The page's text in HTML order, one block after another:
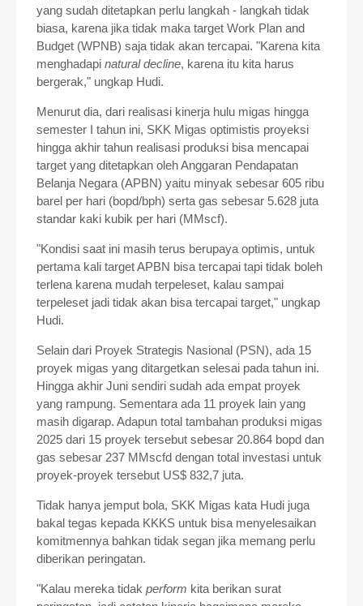
yang sudah ditetapkan perlu langkah - langkah tidak
biasa, karena jika tidak maka target Work Plan and
Budget (WPNB) saja tidak akan tercapai. "Karena kita
menghadapi natural decline, karena itu kita harus
bergerak," ungkap Hudi.
Menurut dia, dari realisasi kinerja hulu migas hingga
semester I tahun ini, SKK Migas optimistis proyeksi
hingga akhir tahun realisasi produksi bisa mencapai
target yang ditetapkan oleh Anggaran Pendapatan
Belanja Negara (APBN) yaitu minyak sebesar 605 ribu
barel per hari (bopd/bph) serta gas sebesar 5.628 juta
standar kaki kubik per hari (MMscf).
"Kondisi saat ini masih terus berupaya optimis, untuk
pertama kali target APBN bisa tercapai tapi tidak boleh
terlena karena mudah terpeleset, kalau sampai
terpeleset jadi tidak akan bisa tercapai target," ungkap
Hudi.
Selain dari Proyek Strategis Nasional (PSN), ada 15
proyek migas yang ditargetkan selesai pada tahun ini.
Hingga akhir Juni sendiri sudah ada empat proyek
yang rampung. Sementara ada 11 proyek lain yang
masih digarap. Adapun total tambahan produksi migas
2025 dari 15 proyek tersebut sebesar 20.864 bopd dan
gas sebesar 237 MMscfd dengan total investasi untuk
proyek-proyek tersebut US$ 832,7 juta.
Tidak hanya jemput bola, SKK Migas kata Hudi juga
bakal tegas kepada KKKS untuk bisa menyelesaikan
komitmennya bahkan tidak segan jika memang perlu
diberikan peringatan.
"Kalau mereka tidak perform kita berikan surat